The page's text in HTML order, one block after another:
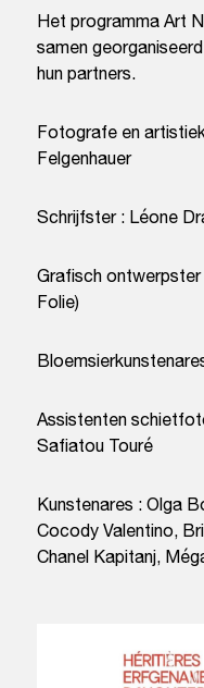
Het programma Art
samen
hun partners.
Fotografe en
Felgenhauer
Schrijfster : Léone
Grafisch ontwerpster
Folie)
Assistenten
Safiatou Touré
Kunstenares : Olga
Cocody Valentino,
Chanel Kapitanj,